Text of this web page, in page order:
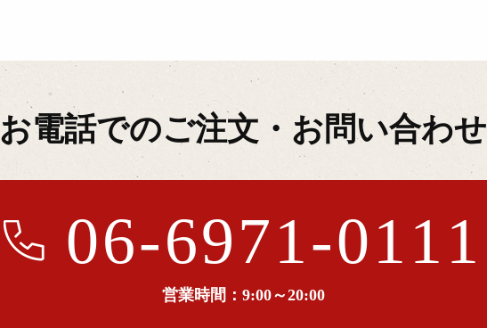
お電話でのご注文・お問い合わせ
06-6971-0111
営業時間：9:00～20:00